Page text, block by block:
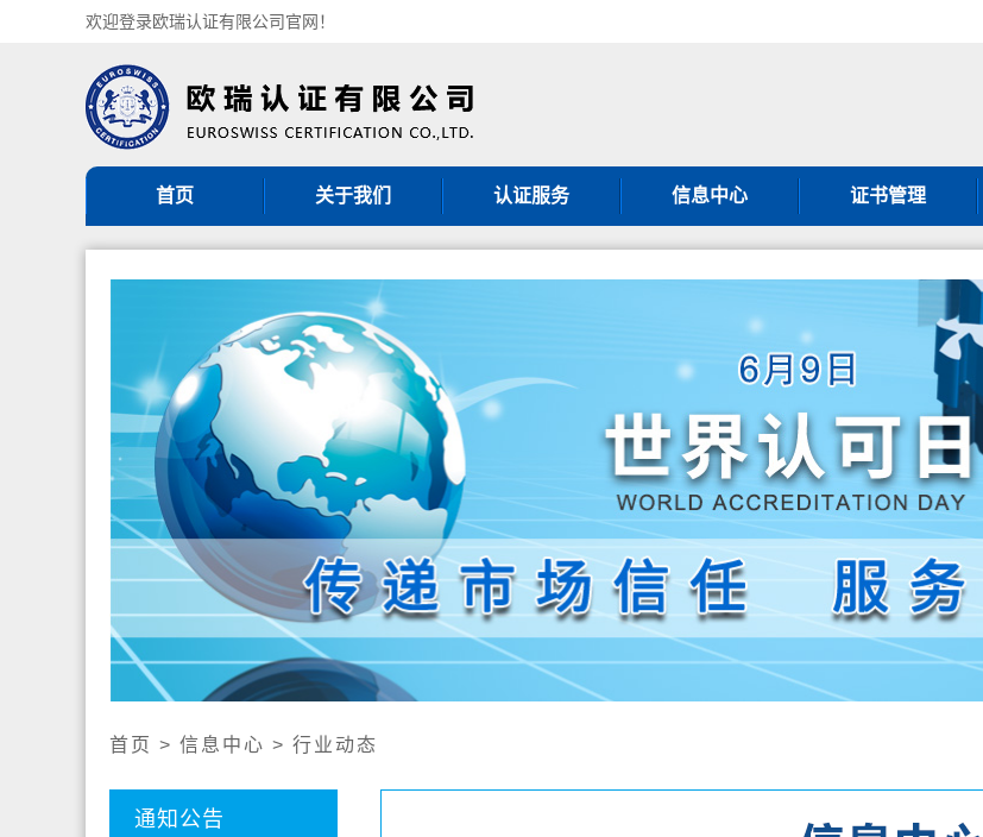
欢迎登录欧瑞认证有限公司官网！
首页 关于我们
机构简介
认证机构批准书
CNAS认可证书
认证服务
ISO9001认证
ISO27001认证
其他管理体系认证
公开文件
认证证书样本
认证业务范围
社会责任报告
信息中心
通知公告
政策法规
证书管理
证书补办须知
首页 > 信息中心 > 行业动态
通知公告